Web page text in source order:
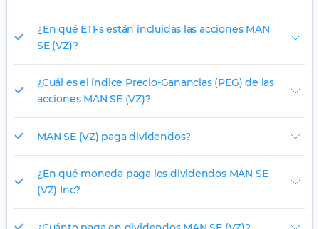
¿En qué ETFs están incluidas las acciones MAN
SE (VZ)?
¿Cuál es el índice Precio-Ganancias (PEG) de las
acciones MAN SE (VZ)?
MAN SE (VZ) paga dividendos?
¿En qué moneda paga los dividendos MAN SE
(VZ) Inc?